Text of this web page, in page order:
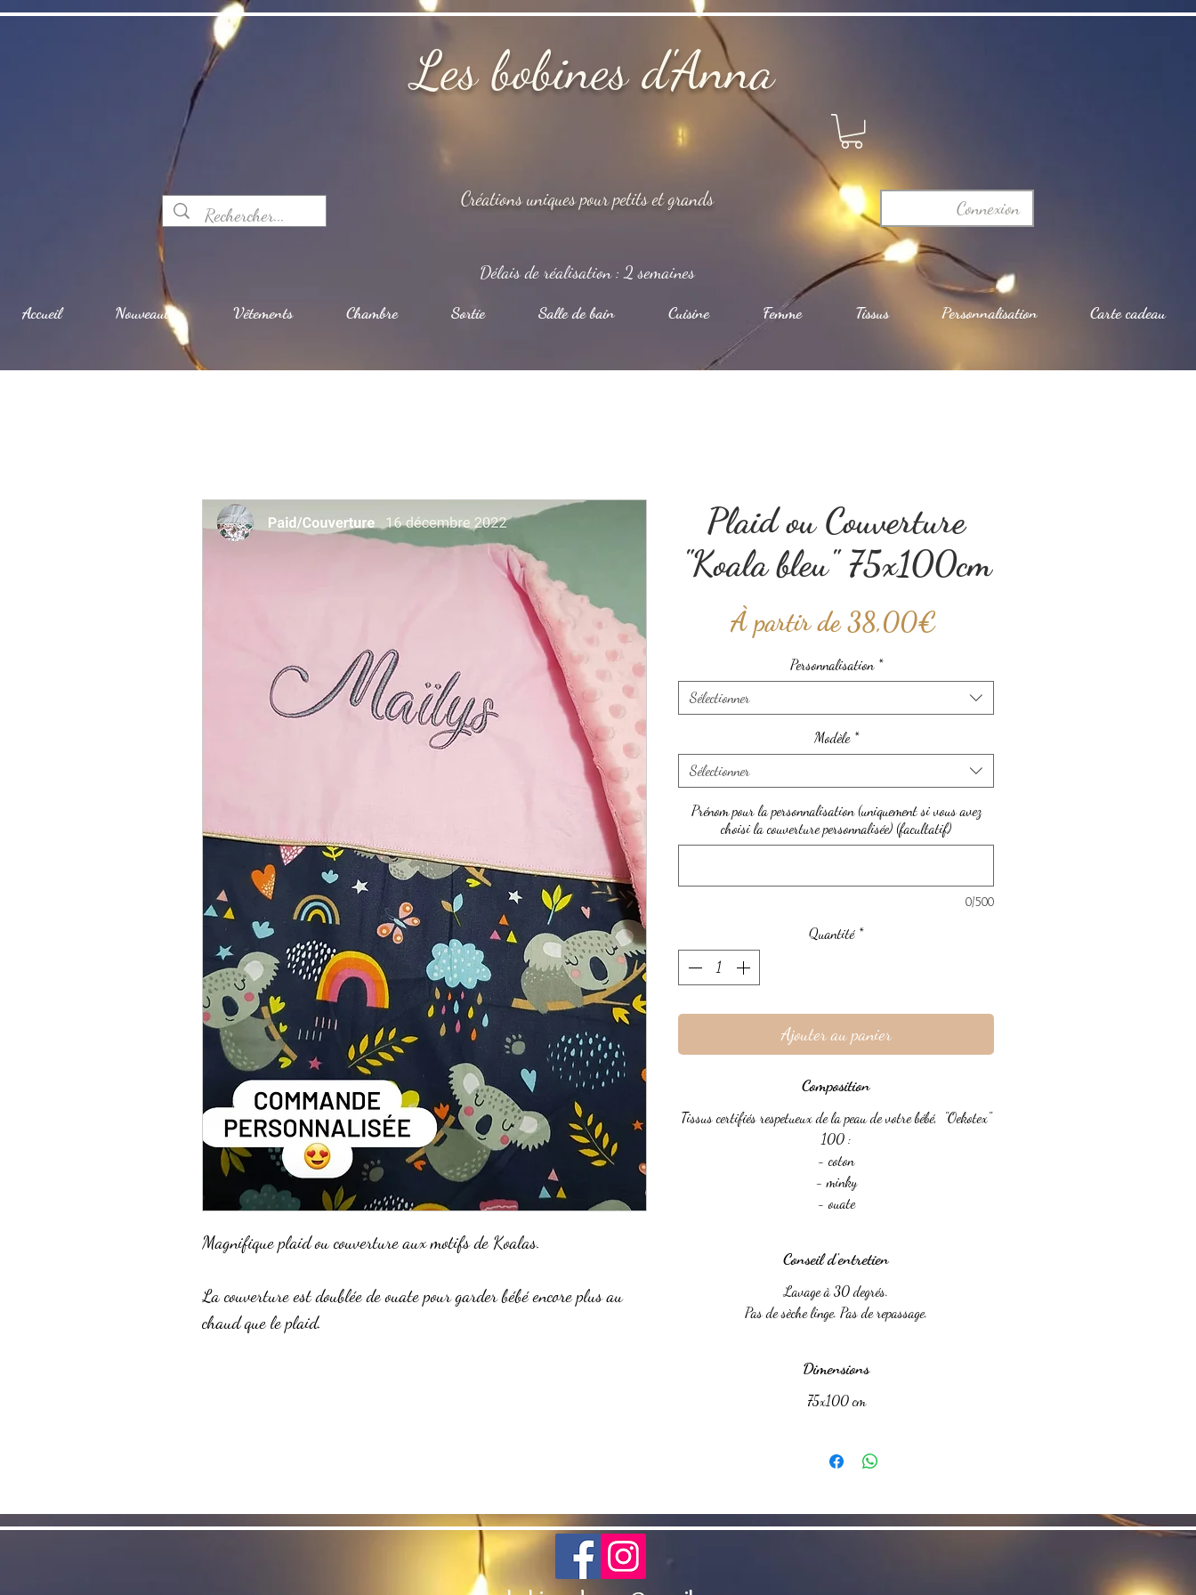
Les bobines d'Anna
Créations uniques pour petits et grands Connexion
Délais de réalisation : 2 semaines
Accueil Nouveautés Vêtements Chambre Sortie Salle de bain Cuisine Femme Tissus Personnalisation Carte cadeau
Magnifique plaid ou couverture aux motifs de Koalas.
La couverture est doublée de ouate pour garder bébé encore plus au
chaud que le plaid.
Plaid ou Couverture
"Koala bleu" 75x100cm
À partir de38,00€
Personnalisation *
Sélectionner
Modèle *
Sélectionner
Prénom pour la personnalisation (uniquement si vous avez
choisi la couverture personnalisée) (facultatif)
0/500
Quantité *
Ajouter au panier
Composition
Tissus certifiés respetueux de la peau de votre bébé, "Oekotex"
100 :
- coton
- minky
- ouate
Conseil d'entretien
Lavage à 30 degrés.
Pas de sèche linge. Pas de repassage.
Dimensions
75x100 cm